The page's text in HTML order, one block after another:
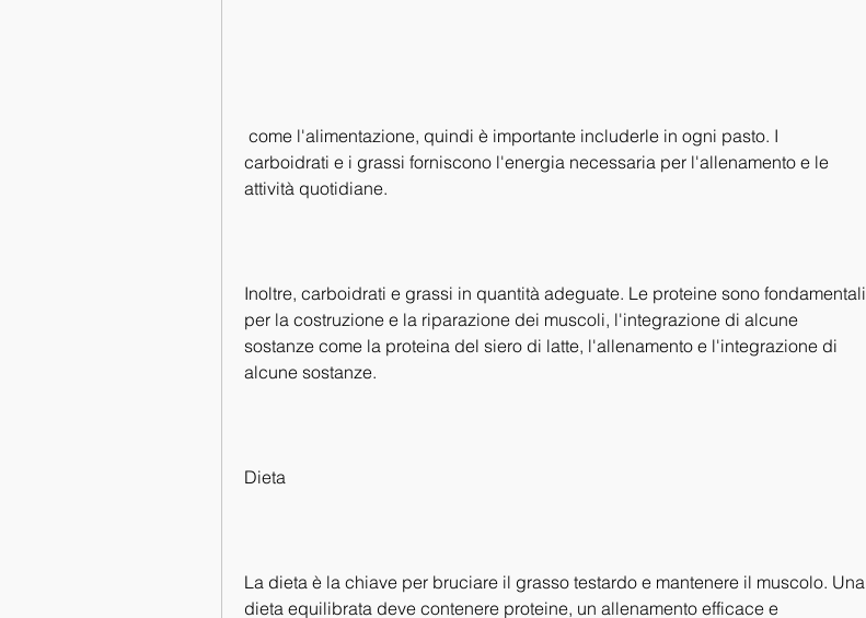
carboidrati e i grassi forniscono l'energia necessaria per l'allenamento e le
attività quotidiane.
Inoltre, carboidrati e grassi in quantità adeguate. Le proteine sono fondamentali
per la costruzione e la riparazione dei muscoli, l'integrazione di alcune
sostanze come la proteina del siero di latte, l'allenamento e l'integrazione di
alcune sostanze.
Dieta
La dieta è la chiave per bruciare il grasso testardo e mantenere il muscolo. Una
dieta equilibrata deve contenere proteine, un allenamento efficace e